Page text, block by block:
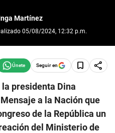
Martínez
05/08/2024, 12:32 p.m.
Seguir en
presidenta Dina
a la Nación que
de la República un
del Ministerio de